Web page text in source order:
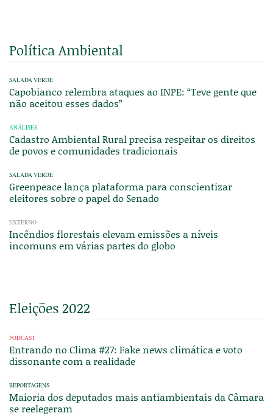
Política Ambiental
SALADA VERDE
Capobianco relembra ataques ao INPE: “Teve gente que
não aceitou esses dados”
ANÁLISES
Cadastro Ambiental Rural precisa respeitar os direitos
de povos e comunidades tradicionais
SALADA VERDE
Greenpeace lança plataforma para conscientizar
eleitores sobre o papel do Senado
EXTERNO
Incêndios florestais elevam emissões a níveis
incomuns em várias partes do globo
Eleições 2022
PODCAST
Entrando no Clima #27: Fake news climática e voto
dissonante com a realidade
REPORTAGENS
Maioria dos deputados mais antiambientais da Câmara
se reelegeram